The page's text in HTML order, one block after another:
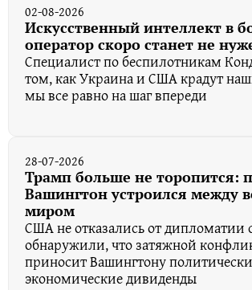
02-08-2026
Искусственный интеллект в
оператор скоро станет не
Специалист по беспилотникам
том, как Украина и США крадут
мы все равно на шаг впереди
28-07-2026
Трамп больше не торопится:
Вашингтон устроился между
миром
США не отказались от дипломатии
обнаружили, что затяжной
приносит Вашингтону
экономические дивиденды